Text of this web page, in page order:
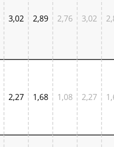
3,02 2,89 2,76 3,02
2,27 1,68 1,08 2,27